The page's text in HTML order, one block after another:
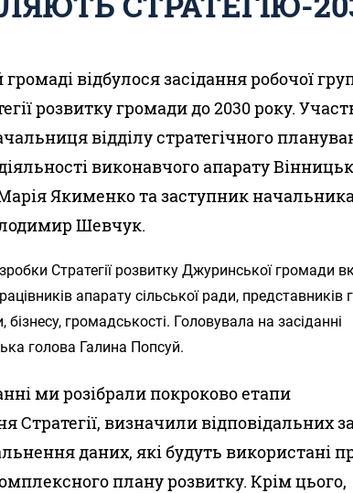
відбулося засідання робочої
розвитку громади до 2030 року.
відділу стратегічного
виконавчого апарату
Якименко та заступник начальника
Шевчук.
Стратегії розвитку Джуринської громади
апарату сільської ради, представників
бізнесу, громадськості. Головувала на засіданні
голова Галина Попсуй.
ми розібрали покроково етапи
Стратегії, визначили відповідальних
даних, які будуть використані
плану розвитку. Крім цього,